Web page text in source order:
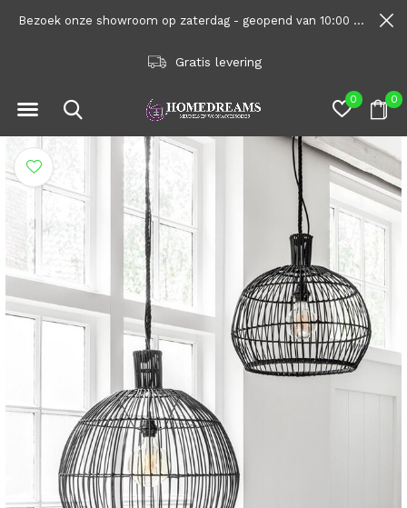
0 0
Vrijblijvend interieuradvies
Bezoek onze showroom op zaterdag - geopend van 10:00 tot 1600